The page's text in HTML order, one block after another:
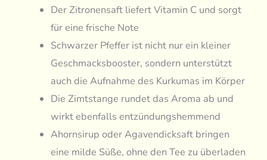
Der Zitronensaft liefert Vitamin C und sorgt
für eine frische Note
Schwarzer Pfeffer ist nicht nur ein kleiner
Geschmacksbooster, sondern unterstützt
auch die Aufnahme des Kurkumas im Körper
Die Zimtstange rundet das Aroma ab und
wirkt ebenfalls entzündungshemmend
Ahornsirup oder Agavendicksaft bringen
eine milde Süße, ohne den Tee zu überladen